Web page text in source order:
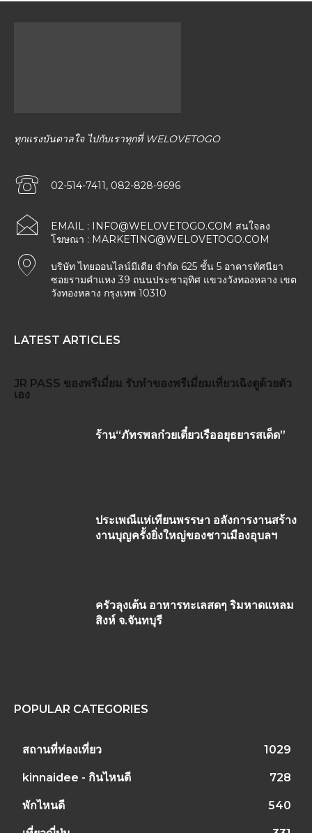
ทุกแรงบันดาลใจ ไปกับเราทุกที่ WELOVETOGO
02-514-7411, 082-828-9696
EMAIL : INFO@WELOVETOGO.COM สนใจลง
โฆษณา : MARKETING@WELOVETOGO.COM
บริษัท ไทยออนไลน์มีเดีย จำกัด 625 ชั้น 5 อาคารทัศนียา
ซอยรามคำแหง 39 ถนนประชาอุทิศ แขวงวังทองหลาง เขต
วังทองหลาง กรุงเทพ 10310
LATEST ARTICLES
JR PASS ของพรีเมี่ยม รับทำของพรีเมี่ยมเที่ยวเฉิงตูด้วยตัว
เอง
ร้าน“ภัทรพลก๋วยเตี๋ยวเรืออยุธยารสเด็ด”
ประเพณีแห่เทียนพรรษา อลังการงานสร้าง
งานบุญครั้งยิ่งใหญ่ของชาวเมืองอุบลฯ
ครัวลุงเต้น อาหารทะเลสดๆ ริมหาดแหลม
สิงห์ จ.จันทบุรี
POPULAR CATEGORIES
สถานที่ท่องเที่ยว 1029
kinnaidee - กินไหนดี 728
พักไหนดี 540